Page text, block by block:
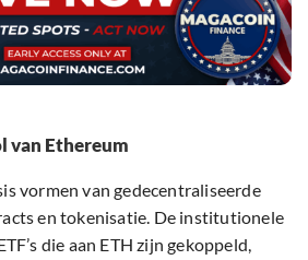
van Ethereum
vormen van gedecentraliseerde
en tokenisatie. De institutionele
die aan ETH zijn gekoppeld,